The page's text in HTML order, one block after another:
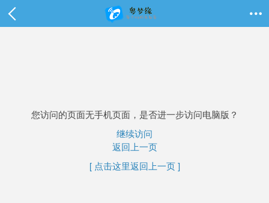

您访问的页面无手机页面，是否进一步访问电脑版？
继续访问
返回上一页
[ 点击这里返回上一页 ]